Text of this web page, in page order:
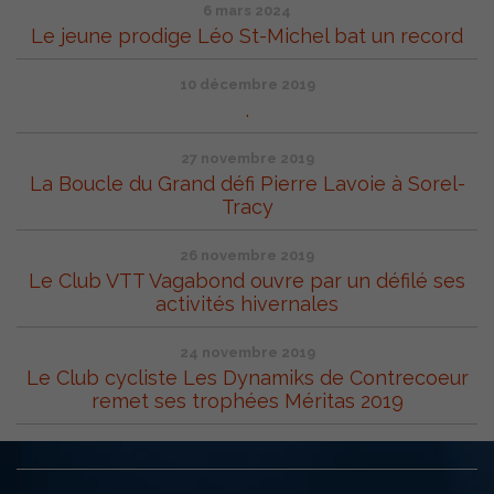
6 mars 2024
Le jeune prodige Léo St-Michel bat un record
10 décembre 2019
.
27 novembre 2019
La Boucle du Grand défi Pierre Lavoie à Sorel-
Tracy
26 novembre 2019
Le Club VTT Vagabond ouvre par un défilé ses
activités hivernales
24 novembre 2019
Le Club cycliste Les Dynamiks de Contrecoeur
remet ses trophées Méritas 2019